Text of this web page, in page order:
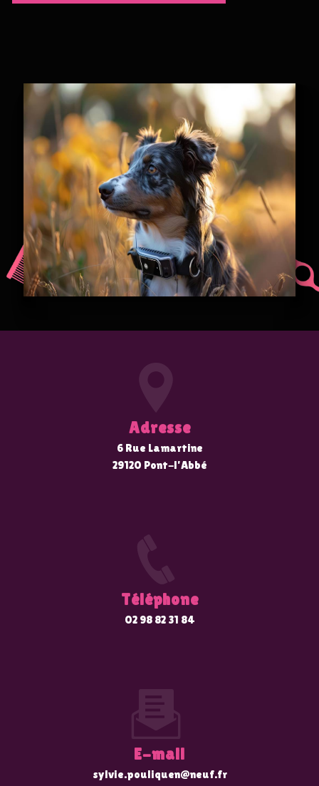
Adresse
6 Rue Lamartine
29120 Pont-l'Abbé
Téléphone
02 98 82 31 84
E-mail
sylvie.pouliquen@neuf.fr